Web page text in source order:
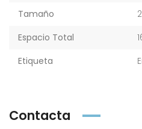
Tamaño
Espacio Total
Etiqueta
Contacta